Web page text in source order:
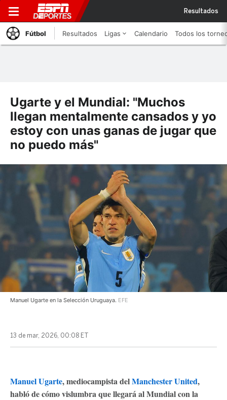
Resultados
Fútbol Resultados Ligas Calendario Todos los
Ugarte y el Mundial: "Muchos
llegan mentalmente cansados y yo
estoy con unas ganas de jugar que
no puedo más"
Manuel Ugarte en la Selección Uruguaya. EFE
13 de mar, 2026, 00:08 ET
Manuel Ugarte, mediocampista delManchester United,
habló de cómo vislumbra que llegará al Mundial con la